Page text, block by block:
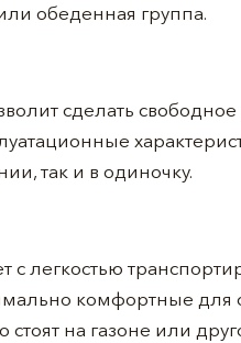
обеденная группа.
сделать свободное
так и в одиночку.
легкостью
комфортные для
на газоне или